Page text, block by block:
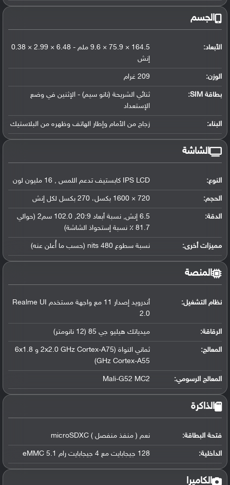
الجسم
الأبعاد:
164.5 × 75.9 × 9.6 ملم - 6.48 × 2.99 × 0.38
إنش
الوزن: 209 غرام
بطاقة SIM:
ثنائي الشريحة (نانو سيم) - الإثنين في وضع
الإستعداد
البناء: زجاج من الأمام وإطار الهاتف وظهره من البلاستيك
الشاشة
النوع: IPS LCD كابستيف تدعم اللمس , 16 مليون لون
الحجم: 720 × 1600 بكسل، 270 بكسل لكل إنش
الدقة:
6.5 إنش, نسبة أبعاد 20:9, 102.0 سم2 (حوالي
81.7 ٪ نسبة إستحواذ الشاشة)
مميزات أخرى: نسبة سطوع 480 nits (حسب ما أُعلن عنه)
المنصة
نظام التشغيل:
أندرويد إصدار 11 مع واجهة مستخدم Realme UI
2.0
الرقاقة: ميدياتك هيليو جي 85 (12 نانومتر)
المعالج:
ثماني النواة (2x2.0 GHz Cortex-A75 و 6x1.8
GHz Cortex-A55)
المعالج الرسومي:
Mali-G52 MC2
الذاكرة
فتحة البطاقة: نعم ( منفذ منفصل ) microSDXC
الداخلية: 128 جيجابايت مع 4 جيجابايت رام eMMC 5.1
الكاميرا